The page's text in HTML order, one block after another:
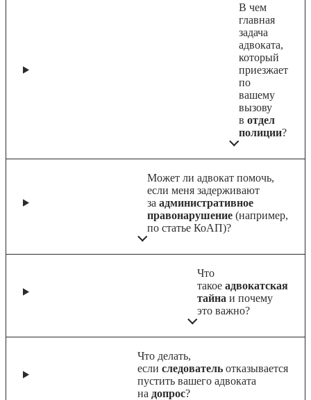
В чем
главная
задача
адвоката,
который
приезжает
по
вашему
вызову
в отдел
полиции?
Может ли адвокат помочь,
если меня задерживают
за административное
правонарушение (например,
по статье КоАП)?
Что
такое адвокатская
тайна и почему
это важно?
Что делать,
если следователь отказывается
пустить вашего адвоката
на допрос?